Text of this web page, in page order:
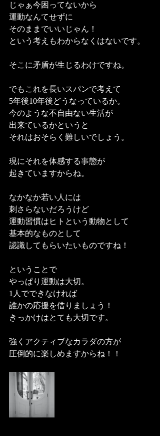
じゃぁ今困ってないから
運動なんてせずに
そのままでいいじゃん！
という考えもわからなくはないです。
そこに矛盾が生じるわけですね。
でもこれを長いスパンで考えて
5年後10年後どうなっているか。
今のような不自由ない生活が
出来ているかというと
それはおそらく難しいでしょう。
現にそれを体感する事態が
起きていますからね。
なかなか若い人には
刺さらないだろうけど
運動習慣はヒトという動物として
基本的なものとして
認識してもらいたいものですね！
ということで
やっぱり運動は大切。
1人でできなければ
誰かの応援を借りましょう！
きっかけはとても大切です。
強くアクティブなカラダの方が
圧倒的に楽しめますからね！！